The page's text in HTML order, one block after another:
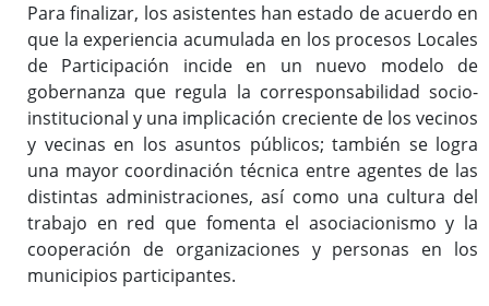
Para finalizar, los asistentes han estado de acuerdo en
que la experiencia acumulada en los procesos Locales
de Participación incide en un nuevo modelo de
gobernanza que regula la corresponsabilidad socio-
institucional y una implicación creciente de los vecinos
y vecinas en los asuntos públicos; también se logra
una mayor coordinación técnica entre agentes de las
distintas administraciones, así como una cultura del
trabajo en red que fomenta el asociacionismo y la
cooperación de organizaciones y personas en los
municipios participantes.